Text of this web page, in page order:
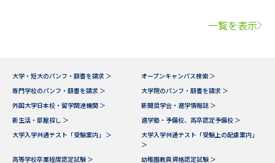
一覧を表示
大学・短大のパンフ・願書を請求 ＞
オープンキャンパス検索 ＞
専門学校のパンフ・願書を請求 ＞
大学院のパンフ・願書を請求 ＞
外国大学日本校・留学関連機関 ＞
新聞奨学会・進学情報誌 ＞
新生活・部屋探し ＞
進学塾・予備校、高卒認定予備校 ＞
大学入学共通テスト「受験案内」 ＞
大学入学共通テスト「受験上の配慮案内」
＞
高等学校卒業程度認定試験 ＞
幼稚園教員資格認定試験 ＞